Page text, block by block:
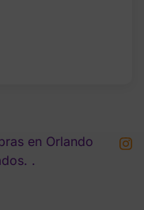
en Orlando
.